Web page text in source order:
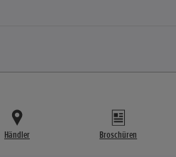
Händler Broschüren